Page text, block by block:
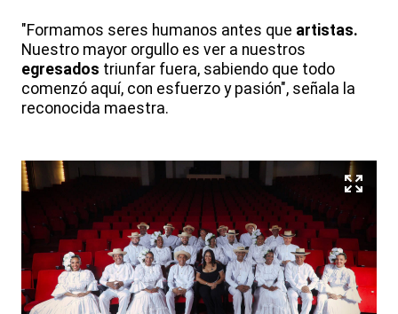
"Formamos seres humanos antes que artistas.
Nuestro mayor orgullo es ver a nuestros
egresados triunfar fuera, sabiendo que todo
comenzó aquí, con esfuerzo y pasión", señala la
reconocida maestra.